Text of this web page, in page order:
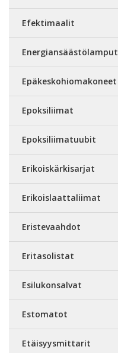
Efektimaalit
Energiansäästölamput
Epäkeskohiomakoneet
Epoksiliimat
Epoksiliimatuubit
Erikoiskärkisarjat
Erikoislaattaliimat
Eristevaahdot
Eritasolistat
Esilukonsalvat
Estomatot
Etäisyysmittarit